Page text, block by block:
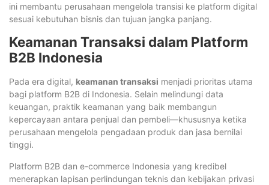
ini membantu perusahaan mengelola transisi ke platform digital
sesuai kebutuhan bisnis dan tujuan jangka panjang.
Keamanan Transaksi dalam Platform
B2B Indonesia
Pada era digital, keamanan transaksi menjadi prioritas utama
bagi platform B2B di Indonesia. Selain melindungi data
keuangan, praktik keamanan yang baik membangun
kepercayaan antara penjual dan pembeli—khususnya ketika
perusahaan mengelola pengadaan produk dan jasa bernilai
tinggi.
Platform B2B dan e-commerce Indonesia yang kredibel
menerapkan lapisan perlindungan teknis dan kebijakan privasi